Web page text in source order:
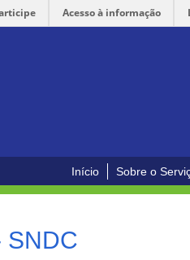
Acesso à informação
Início Sobre o
SNDC